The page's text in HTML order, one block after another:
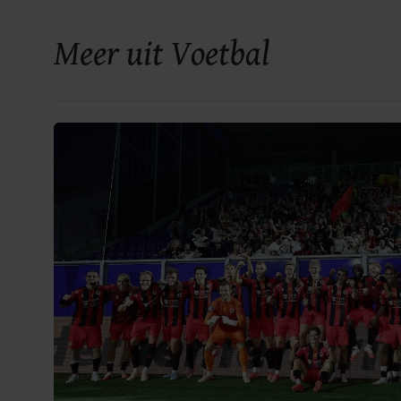
Meer uit Voetbal